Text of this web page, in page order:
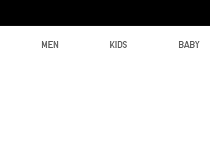
MEN KIDS BABY